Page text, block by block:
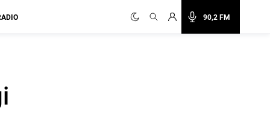
90,2 FM